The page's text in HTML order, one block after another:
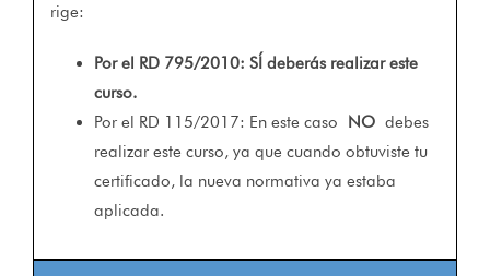
rige:
Por el RD 795/2010: SÍ deberás realizar este
curso.
Por el RD 115/2017: En este caso
NOdebes
realizar este curso, ya que cuando obtuviste tu
certificado, la nueva normativa ya estaba
aplicada.